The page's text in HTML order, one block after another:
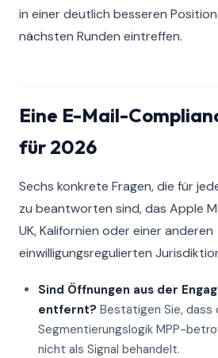
in einer deutlich besseren
nächsten Runden eintreffen.
Eine E-Mail-
für 2026
Sechs konkrete Fragen, die für
zu beantworten sind, das Apple
UK, Kalifornien oder einer anderen
einwilligungsregulierten
Sind Öffnungen aus der
entfernt? Bestätigen Sie, dass
Segmentierungslogik MPP-
nicht als Signal behandelt.